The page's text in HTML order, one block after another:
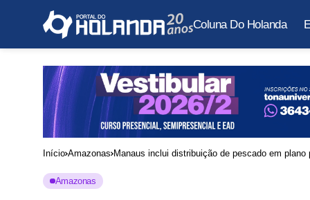
Coluna Do Holanda
Início Amazonas Manaus inclui distribuição de pescado em
Amazonas